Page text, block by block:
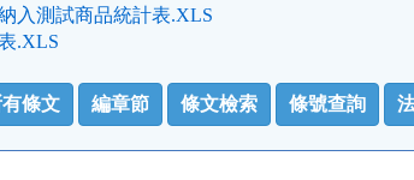
入測試商品統計表.XLS
.XLS
有條文 編章節 條文檢索 條號查詢